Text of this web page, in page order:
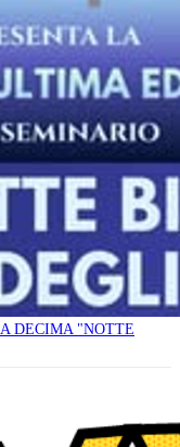
DECIMA "NOTTE